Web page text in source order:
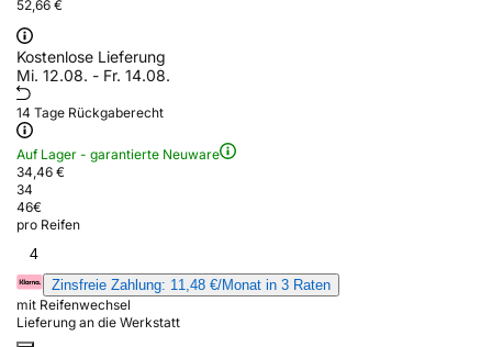
52,66 €
Kostenlose Lieferung
Mi. 12.08. - Fr. 14.08.
14 Tage Rückgaberecht
Auf Lager - garantierte Neuware
34,46 €
34
46€
pro Reifen
4
Zinsfreie Zahlung: 11,48 €/Monat in 3 Raten
mit Reifenwechsel
Lieferung an die Werkstatt